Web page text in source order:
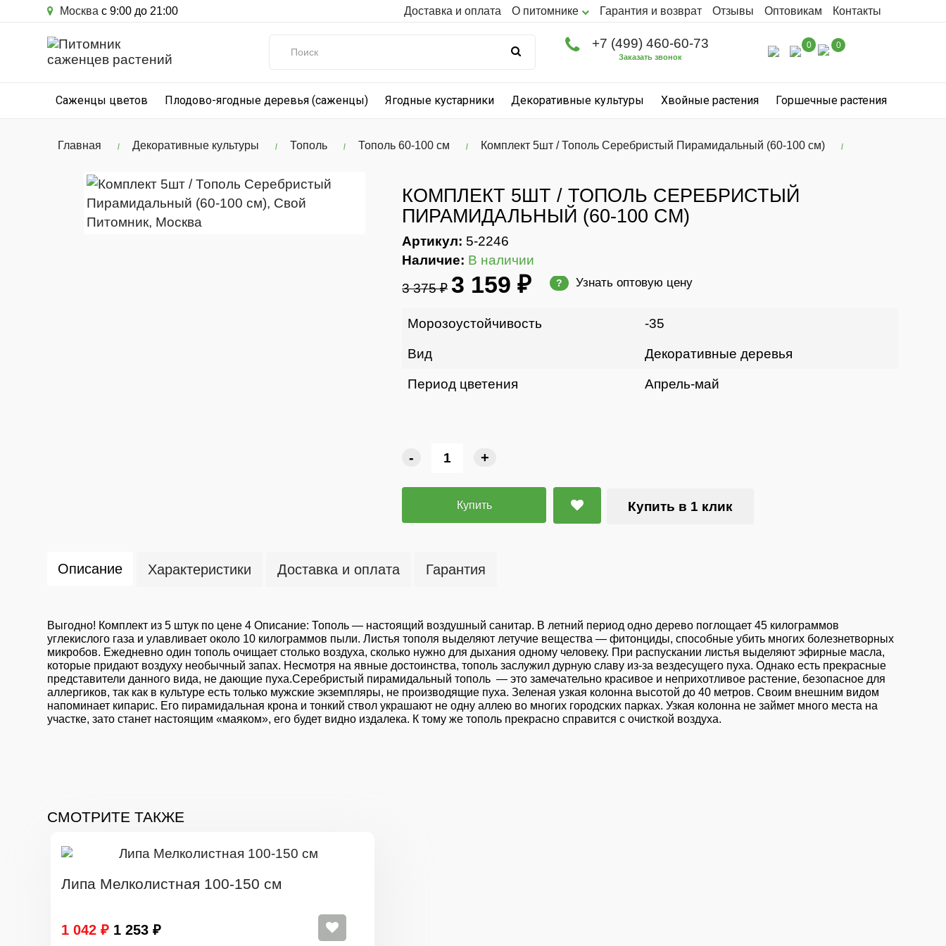
Москва с 9:00 до 21:00 Доставка и оплата О питомнике Гарантия и возврат Отзывы Оптовикам Контакты
+7 (499) 460-60-73
Заказать звонок
0 0
Саженцы цветов Плодово-ягодные деревья (саженцы) Ягодные кустарники Декоративные культуры Хвойные растения Горшечные растения
Главная Декоративные культуры Тополь Тополь 60-100 см Комплект 5шт / Тополь Серебристый Пирамидальный (60-100 см)
КОМПЛЕКТ 5ШТ / ТОПОЛЬ СЕРЕБРИСТЫЙ
ПИРАМИДАЛЬНЫЙ (60-100 СМ)
Артикул: 5-2246
Наличие: В наличии
3 375 ₽ 3 159 ₽ ? Узнать оптовую цену
Морозоустойчивость -35
Вид Декоративные деревья
Период цветения Апрель-май
- +
Купить Купить в 1 клик
Описание Характеристики Доставка и оплата Гарантия
Выгодно! Комплект из 5 штук по цене 4 Описание: Тополь — настоящий воздушный санитар. В летний период одно дерево поглощает 45 килограммов
углекислого газа и улавливает около 10 килограммов пыли. Листья тополя выделяют летучие вещества — фитонциды, способные убить многих болезнетворных
микробов. Ежедневно один тополь очищает столько воздуха, сколько нужно для дыхания одному человеку. При распускании листья выделяют эфирные масла,
которые придают воздуху необычный запах. Несмотря на явные достоинства, тополь заслужил дурную славу из-за вездесущего пуха. Однако есть прекрасные
представители данного вида, не дающие пуха.Серебристый пирамидальный тополь — это замечательно красивое и неприхотливое растение, безопасное для
аллергиков, так как в культуре есть только мужские экземпляры, не производящие пуха. Зеленая узкая колонна высотой до 40 метров. Своим внешним видом
напоминает кипарис. Его пирамидальная крона и тонкий ствол украшают не одну аллею во многих городских парках. Узкая колонна не займет много места на
участке, зато станет настоящим «маяком», его будет видно издалека. К тому же тополь прекрасно справится с очисткой воздуха.
СМОТРИТЕ ТАКЖЕ
Липа Мелколистная 100-150 см
1 042 ₽ 1 253 ₽